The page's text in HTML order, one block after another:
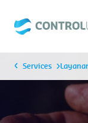
Services